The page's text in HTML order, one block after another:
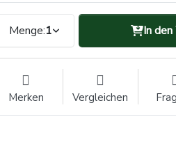
Menge:1 In
Merken Vergleichen